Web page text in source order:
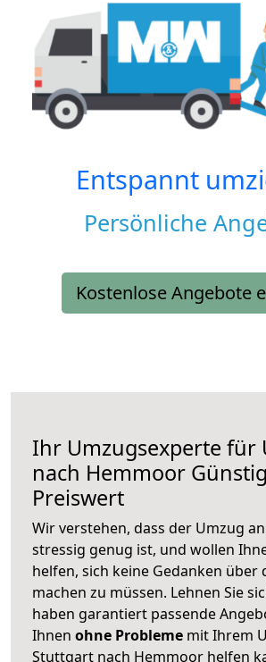
Entspannt
Persönliche
Kostenlose Angebote
Ihr Umzugsexperte für
nach Hemmoor
Preiswert
Wir verstehen, dass der Umzug
stressig genug ist, und wollen
helfen, sich keine Gedanken über
machen zu müssen. Lehnen Sie
haben garantiert passende
Ihnen ohne Probleme mit Ihrem
Stuttgart nach Hemmoor helfen